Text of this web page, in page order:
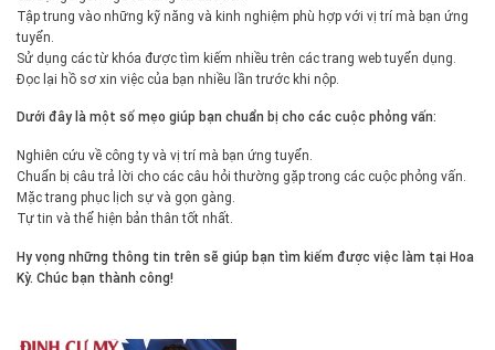
Tập trung vào những kỹ năng và kinh nghiệm phù hợp với vị trí mà bạn ứng
tuyển.
Sử dụng các từ khóa được tìm kiếm nhiều trên các trang web tuyển dụng.
Đọc lại hồ sơ xin việc của bạn nhiều lần trước khi nộp.
Dưới đây là một số mẹo giúp bạn chuẩn bị cho các cuộc phỏng vấn:
Nghiên cứu về công ty và vị trí mà bạn ứng tuyển.
Chuẩn bị câu trả lời cho các câu hỏi thường gặp trong các cuộc phỏng vấn.
Mặc trang phục lịch sự và gọn gàng.
Tự tin và thể hiện bản thân tốt nhất.
Hy vọng những thông tin trên sẽ giúp bạn tìm kiếm được việc làm tại Hoa
Kỳ. Chúc bạn thành công!